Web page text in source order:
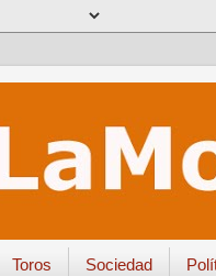
Toros Sociedad